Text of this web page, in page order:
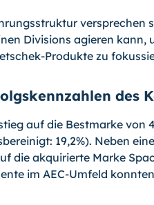
versprechen
Divisions agieren kann,
Produkte zu
des
auf die Bestmarke von
19,2%). Neben
die akquirierte Marke
im AEC-Umfeld